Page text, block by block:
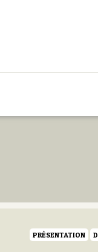
PRÉSENTATION